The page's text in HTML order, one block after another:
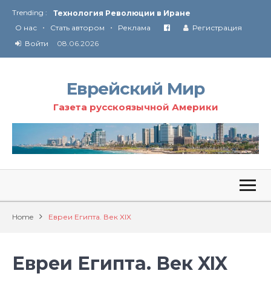
Trending :
Технология Революции в Иране
От Ирана до Ливана и Газы
О нас • Стать автором • Реклама
Регистрация
Войти
08.06.2026
Еврейский Мир
Газета русскоязычной Америки
Home Евреи Египта. Век XIX
Евреи Египта. Век XIX